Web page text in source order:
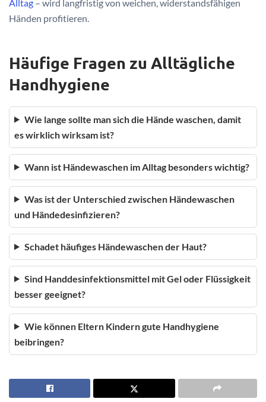
Alltag – wird langfristig von weichen, widerstandsfähigen
Händen profitieren.
Häufige Fragen zu Alltägliche
Handhygiene
Wie lange sollte man sich die Hände waschen, damit
es wirklich wirksam ist?
Wann ist Händewaschen im Alltag besonders wichtig?
Was ist der Unterschied zwischen Händewaschen
und Händedesinfizieren?
Schadet häufiges Händewaschen der Haut?
Sind Handdesinfektionsmittel mit Gel oder Flüssigkeit
besser geeignet?
Wie können Eltern Kindern gute Handhygiene
beibringen?